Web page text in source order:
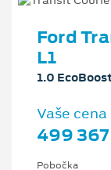
Ford
L1
1.0
Vaše cena
499 367
Pobočka